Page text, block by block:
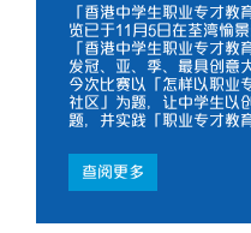
「香港中学生职业专才
览已于11月5日在荃湾愉
「香港中学生职业专才
发冠、亚、季、最具创意
今次比赛以「怎样以职业
社区」为题，让中学生以
题，并实践「职业专才教
查阅更多